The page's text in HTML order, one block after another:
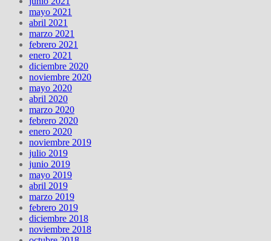
mayo 2021
abril 2021
marzo 2021
febrero 2021
enero 2021
diciembre 2020
noviembre 2020
mayo 2020
abril 2020
marzo 2020
febrero 2020
enero 2020
noviembre 2019
julio 2019
junio 2019
mayo 2019
abril 2019
marzo 2019
febrero 2019
diciembre 2018
noviembre 2018